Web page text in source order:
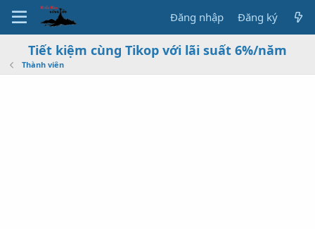
Đăng nhập Đăng ký
Tiết kiệm cùng Tikop với lãi suất 6%/năm
Thành viên